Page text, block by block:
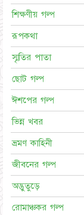
শিক্ষণীয় গল্প
রূপকথা
স্মৃতির পাতা
ছোট গল্প
ঈশপের গল্প
ভিন্ন খবর
ভ্রমণ কাহিনী
জীবনের গল্প
অদ্ভুতুড়ে
রোমাঞ্চকর গল্প